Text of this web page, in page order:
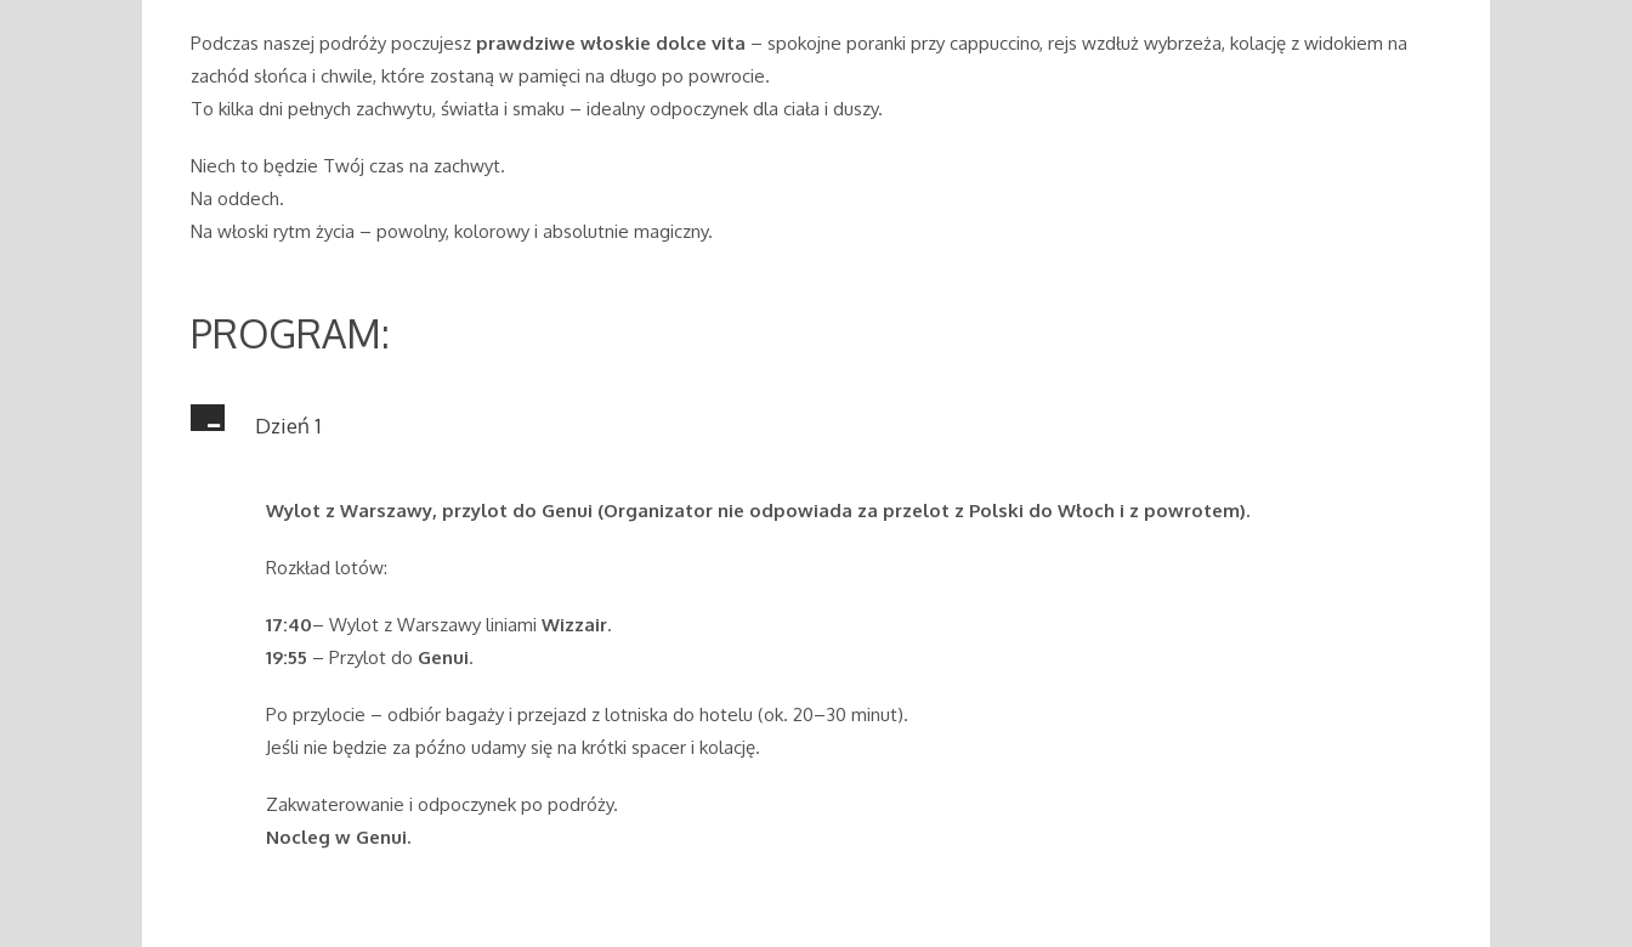
Podczas naszej podróży poczujesz prawdziwe włoskie dolce vita – spokojne poranki przy cappuccino, rejs wzdłuż wybrzeża, kolację z widokiem na
zachód słońca i chwile, które zostaną w pamięci na długo po powrocie.
To kilka dni pełnych zachwytu, światła i smaku – idealny odpoczynek dla ciała i duszy.
Niech to będzie Twój czas na zachwyt.
Na oddech.
Na włoski rytm życia – powolny, kolorowy i absolutnie magiczny.
PROGRAM:
Dzień 1
Wylot z Warszawy, przylot do Genui (Organizator nie odpowiada za przelot z Polski do Włoch i z powrotem).
Rozkład lotów:
17:40– Wylot z Warszawy liniami Wizzair.
19:55 – Przylot do Genui.
Po przylocie – odbiór bagaży i przejazd z lotniska do hotelu (ok. 20–30 minut).
Jeśli nie będzie za późno udamy się na krótki spacer i kolację.
Zakwaterowanie i odpoczynek po podróży.
Nocleg w Genui.